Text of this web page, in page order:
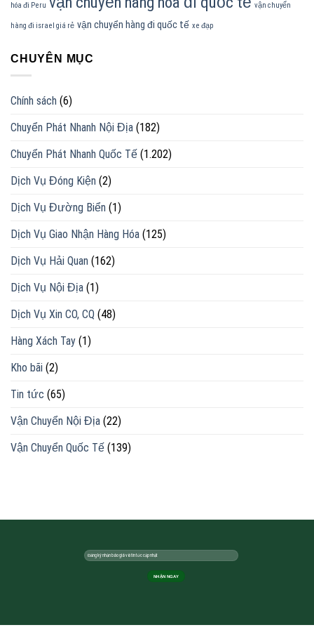
hóa đi Peru vận chuyển
hàng đi israel giá rẻ vận chuyển hàng đi quốc tế xe đạp
CHUYÊN MỤC
Chính sách (6)
Chuyển Phát Nhanh Nội Địa (182)
Chuyển Phát Nhanh Quốc Tế (1.202)
Dịch Vụ Đóng Kiện (2)
Dịch Vụ Đường Biển (1)
Dịch Vụ Giao Nhận Hàng Hóa (125)
Dịch Vụ Hải Quan (162)
Dịch Vụ Nội Địa (1)
Dịch Vụ Xin CO, CQ (48)
Hàng Xách Tay (1)
Kho bãi (2)
Tin tức (65)
Vận Chuyển Nội Địa (22)
Vận Chuyển Quốc Tế (139)